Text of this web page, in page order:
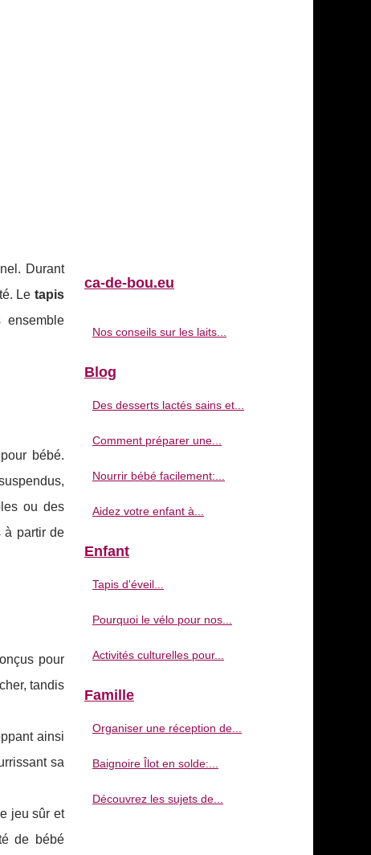
Durant
Le tapis
ensemble
bébé.
ou des
à partir de
pour
tandis
ainsi
sa
jeu sûr et
de bébé
ca-de-bou.eu
Nos conseils sur les laits...
Blog
Des desserts lactés sains et...
Comment préparer une...
Nourrir bébé facilement:...
Aidez votre enfant à...
Enfant
Tapis d'éveil...
Pourquoi le vélo pour nos...
Activités culturelles pour...
Famille
Organiser une réception de...
Baignoire Îlot en solde:...
Découvrez les sujets de...